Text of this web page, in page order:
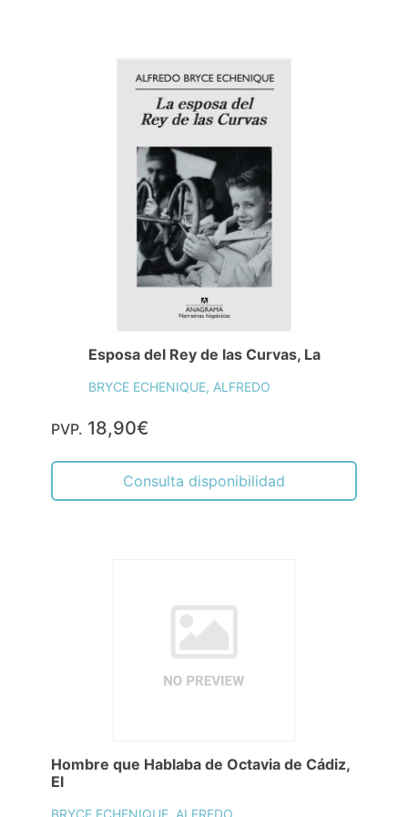
Esposa del Rey de las Curvas, La
BRYCE ECHENIQUE, ALFREDO
PVP. 18,90€
Consulta disponibilidad
Hombre que Hablaba de Octavia de Cádiz,
El
BRYCE ECHENIQUE, ALFREDO